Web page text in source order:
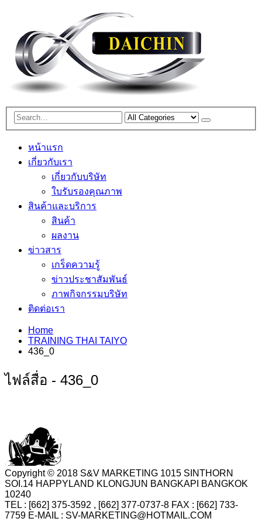
หน้าแรก
เกี่ยวกับเรา
เกี่ยวกับบริษัท
ใบรับรองคุณภาพ
สินค้าและบริการ
สินค้า
ผลงาน
ข่าวสาร
เกร็ดความรู้
ข่าวประชาสัมพันธ์
ภาพกิจกรรมบริษัท
ติดต่อเรา
Home
TRAINING THAI TAIYO
436_0
ไฟล์สื่อ - 436_0
Copyright © 2018 S&V MARKETING 1015 SINTHORN
SOI.14 HAPPYLAND KLONGJUN BANGKAPI BANGKOK
10240
TEL : [662] 375-3592 , [662] 377-0737-8 FAX : [662] 733-
7759 E-MAIL : SV-MARKETING@HOTMAIL.COM